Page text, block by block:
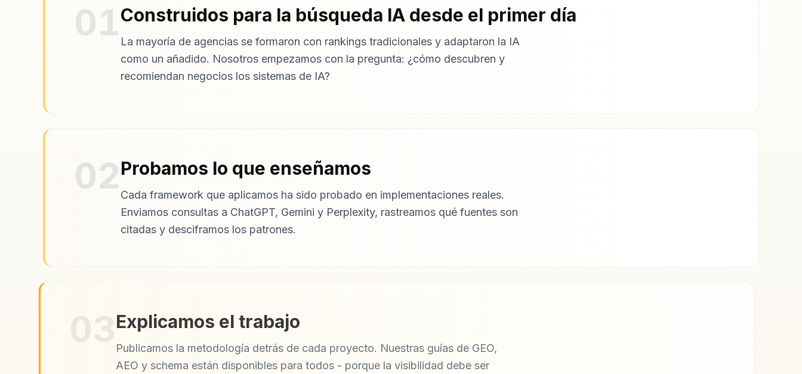
01Construidos para la búsqueda IA desde el primer día
La mayoría de agencias se formaron con rankings tradicionales y adaptaron la IA
como un añadido. Nosotros empezamos con la pregunta: ¿cómo descubren y
recomiendan negocios los sistemas de IA?
02Probamos lo que enseñamos
Cada framework que aplicamos ha sido probado en implementaciones reales.
Enviamos consultas a ChatGPT, Gemini y Perplexity, rastreamos qué fuentes son
citadas y desciframos los patrones.
Explicamos el trabajo
Publicamos la metodología detrás de cada proyecto. Nuestras guías de GEO,
AEO y schema están disponibles para todos - porque la visibilidad debe ser